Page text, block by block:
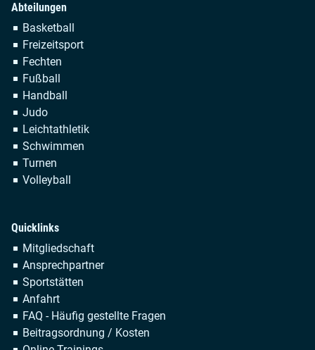
Abteilungen
Navigation
überspringen
Basketball
Freizeitsport
Fechten
Fußball
Handball
Judo
Leichtathletik
Schwimmen
Turnen
Volleyball
Quicklinks
Navigation
überspringen
Mitgliedschaft
Ansprechpartner
Sportstätten
Anfahrt
FAQ - Häufig gestellte Fragen
Beitragsordnung / Kosten